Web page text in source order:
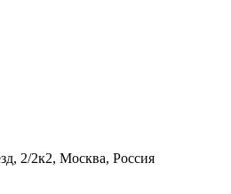
2/2к2, Москва, Россия